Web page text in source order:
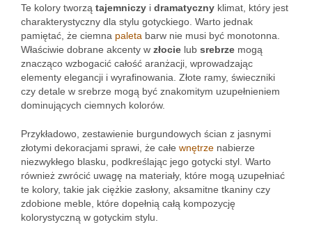
Te kolory tworzą tajemniczy i dramatyczny klimat, który jest
charakterystyczny dla stylu gotyckiego. Warto jednak
pamiętać, że ciemna paleta barw nie musi być monotonna.
Właściwie dobrane akcenty w złocie lub srebrze mogą
znacząco wzbogacić całość aranżacji, wprowadzając
elementy elegancji i wyrafinowania. Złote ramy, świeczniki
czy detale w srebrze mogą być znakomitym uzupełnieniem
dominujących ciemnych kolorów.
Przykładowo, zestawienie burgundowych ścian z jasnymi
złotymi dekoracjami sprawi, że całe wnętrze nabierze
niezwykłego blasku, podkreślając jego gotycki styl. Warto
również zwrócić uwagę na materiały, które mogą uzupełniać
te kolory, takie jak ciężkie zasłony, aksamitne tkaniny czy
zdobione meble, które dopełnią całą kompozycję
kolorystyczną w gotyckim stylu.